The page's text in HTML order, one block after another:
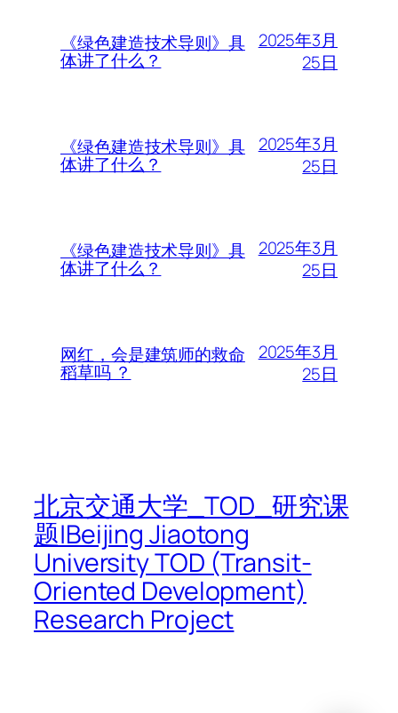
《绿色建造技术导则》具
体讲了什么？
2025年3月
25日
《绿色建造技术导则》具
体讲了什么？
2025年3月
25日
《绿色建造技术导则》具
体讲了什么？
2025年3月
25日
网红，会是建筑师的救命
稻草吗 ？
2025年3月
25日
北京交通大学_TOD_研究课
题|Beijing Jiaotong
University TOD (Transit-
Oriented Development)
Research Project